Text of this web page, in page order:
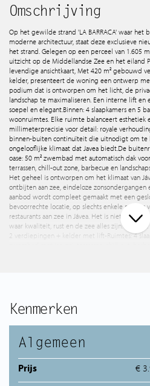
Omschrijving
Op het gewilde strand 'LA BARRACA' waar het
moderne architectuur, staat deze exclusieve
het strand. Gelegen op een perceel van 1.605
uitzicht op de Middellandse Zee en het eiland
levendige ansichtkaart, Met 420 m² gebouwd
kelder, presenteert de woning een ontwerp
podium dat is ontworpen om het licht, de
landschap te maximaliseren. Een interne lift
soepel en elegant. Binnen: 4 slaapkamers en 5
woonruimtes. Elke ruimte balanceert
millimeterprecisie voor detail: royale
binnen-buiten continuïteit die uitnodigt om te
ongelooflijke klimaat dat Javea biedt. De
oase: 50 m² zwembad met automatisch dak
terrassen, chill-out zone, barbecue en
Het geheel is ontworpen om het klimaat van
ontbijten aan zee, eindeloze zonsondergangen
aanbod wordt compleet gemaakt met een
bevoorrechte locatie, op slechts enkele meters
restaurants aan zee in Jávea. Het is niet alleen
waar kwaliteit, rust en de zee alles zijn. -
2 verdiepingen + kelder met lift -Ruimtes: 4
gewilde locaties aan de Costa Blanca. Wat is de
ervaar persoonlijk wat de foto's niet kunnen
Kenmerken
Algemeen
Prijs
€